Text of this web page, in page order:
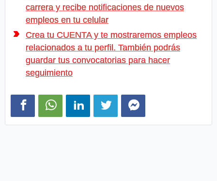
carrera y recibe notificaciones de nuevos
empleos en tu celular
Crea tu CUENTA y te mostraremos empleos
relacionados a tu perfil. También podrás
guardar tus convocatorias para hacer
seguimiento